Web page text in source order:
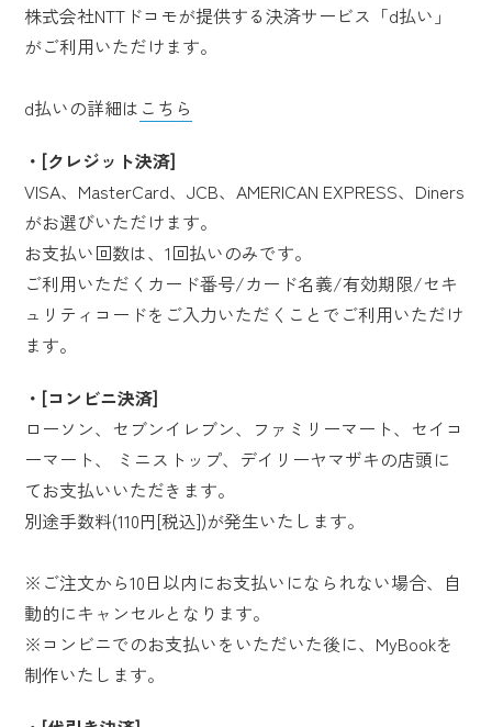
株式会社NTTドコモが提供する決済サービス「d払い」
がご利用いただけます。
d払いの詳細は こちら
[クレジット決済]
VISA、MasterCard、JCB、AMERICAN EXPRESS、Diners
がお選びいただけます。
お支払い回数は、1回払いのみです。
ご利用いただくカード番号/カード名義/有効期限/セキ
ュリティコードをご入力いただくことでご利用いただけ
ます。
[コンビニ決済]
ローソン、セブンイレブン、ファミリーマート、セイコ
ーマート、
ミニストップ、デイリーヤマザキの店頭に
てお支払いいただきます。
別途手数料(110円[税込])が発生いたします。
※ご注文から10日以内にお支払いになられない場合、自
動的にキャンセルとなります。
※コンビニでのお支払いをいただいた後に、MyBookを
制作いたします。